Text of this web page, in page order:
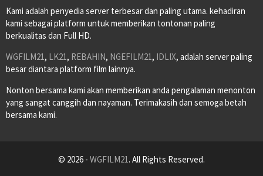
Kami adalah penyedia server terbesar dan paling utama. kehadiran
kami sebagai platform untuk memberikan tontonan paling
berkualitas dan Full HD.
WGFILM21, LK21, REBAHIN, NGEFILM21, IDLIX, adalah server paling
besar diantara platform film lainnya.
Nonton bersama kami akan memberikan anda pengalaman menonton
yang sangat canggih dan nayaman. Terimakasih dan semoga betah
bersama kami.
© 2026 - WGFILM21. All Rights Reserved.